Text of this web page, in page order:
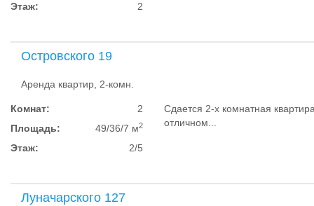
Этаж: 2
Островского 19
Аренда квартир, 2-комн.
Комнат:
2
Площадь:
49/36/7 м2
Этаж: 2/5
Сдается 2-х комнатная
отличном...
Луначарского 127